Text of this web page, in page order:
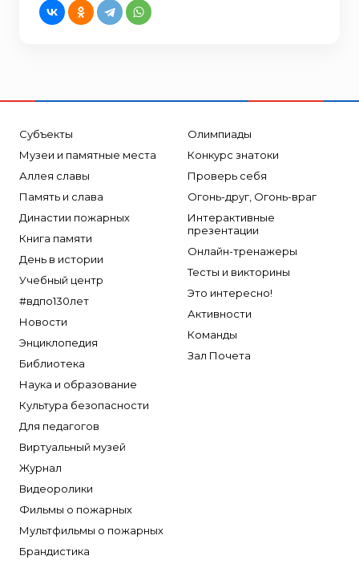
Субъекты
Музеи и памятные места
Аллея славы
Память и слава
Династии пожарных
Книга памяти
День в истории
Учебный центр
#вдпо130лет
Новости
Энциклопедия
Библиотека
Наука и образование
Культура безопасности
Для педагогов
Виртуальный музей
Журнал
Видеоролики
Фильмы о пожарных
Мультфильмы о пожарных
Брандистика
Олимпиады
Конкурс знатоки
Проверь себя
Огонь-друг, Огонь-враг
Интерактивные
презентации
Онлайн-тренажеры
Тесты и викторины
Это интересно!
Активности
Команды
Зал Почета